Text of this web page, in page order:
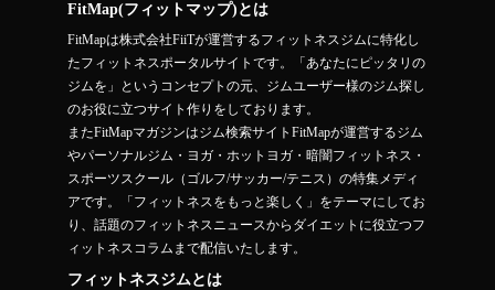
FitMap(フィットマップ)とは
FitMapは株式会社FiiTが運営するフィットネスジムに特化し
たフィットネスポータルサイトです。「あなたにピッタリの
ジムを」というコンセプトの元、ジムユーザー様のジム探し
のお役に立つサイト作りをしております。
またFitMapマガジンはジム検索サイトFitMapが運営するジム
やパーソナルジム・ヨガ・ホットヨガ・暗闇フィットネス・
スポーツスクール（ゴルフ/サッカー/テニス）の特集メディ
アです。「フィットネスをもっと楽しく」をテーマにしてお
り、話題のフィットネスニュースからダイエットに役立つフ
ィットネスコラムまで配信いたします。
フィットネスジムとは